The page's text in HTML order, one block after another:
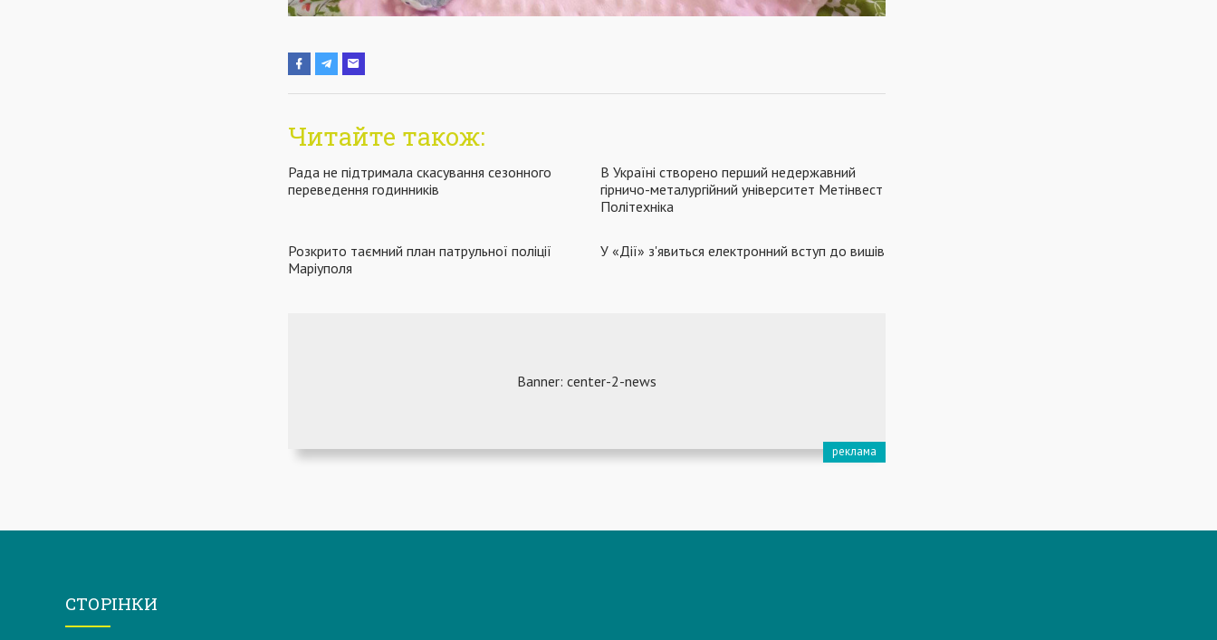
Читайте також:
Рада не підтримала скасування сезонного
переведення годинників
В Україні створено перший недержавний
гірничо-металургійний університет Метінвест
Політехніка
Розкрито таємний план патрульної поліції
Маріуполя
У «Дії» з'явиться електронний вступ до вишів
СТОРІНКИ